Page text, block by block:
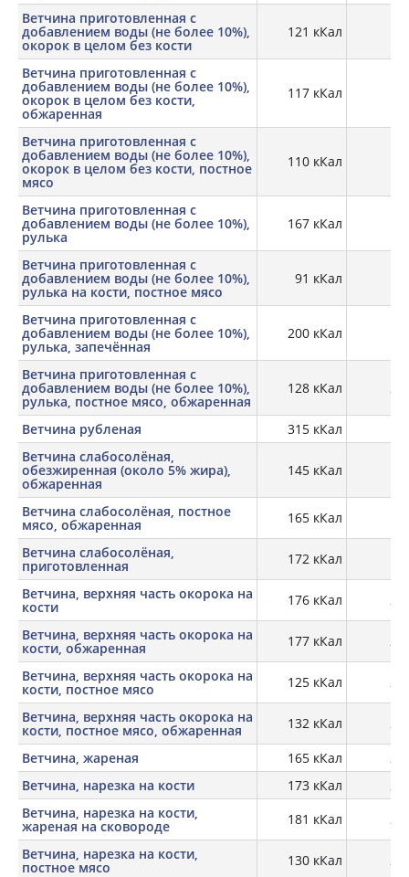
Ветчина приготовленная с
добавлением воды (не более 10%),
окорок в целом без кости
121 кКал
Ветчина приготовленная с
добавлением воды (не более 10%),
окорок в целом без кости,
обжаренная
117 кКал
Ветчина приготовленная с
добавлением воды (не более 10%),
окорок в целом без кости, постное
мясо
110 кКал
Ветчина приготовленная с
добавлением воды (не более 10%),
рулька
167 кКал
Ветчина приготовленная с
добавлением воды (не более 10%),
рулька на кости, постное мясо
91 кКал
Ветчина приготовленная с
добавлением воды (не более 10%),
рулька, запечённая
200 кКал
Ветчина приготовленная с
добавлением воды (не более 10%),
рулька, постное мясо, обжаренная
128 кКал
Ветчина рубленая 315 кКал
Ветчина слабосолёная,
обезжиренная (около 5% жира),
обжаренная
145 кКал
Ветчина слабосолёная, постное
мясо, обжаренная 165 кКал
Ветчина слабосолёная,
приготовленная 172 кКал
Ветчина, верхняя часть окорока на
кости 176 кКал
Ветчина, верхняя часть окорока на
кости, обжаренная 177 кКал
Ветчина, верхняя часть окорока на
кости, постное мясо 125 кКал
Ветчина, верхняя часть окорока на
кости, постное мясо, обжаренная 132 кКал
Ветчина, жареная
165 кКал
Ветчина, нарезка на кости
173 кКал
Ветчина, нарезка на кости,
жареная на сковороде 181 кКал
Ветчина, нарезка на кости,
постное мясо 130 кКал